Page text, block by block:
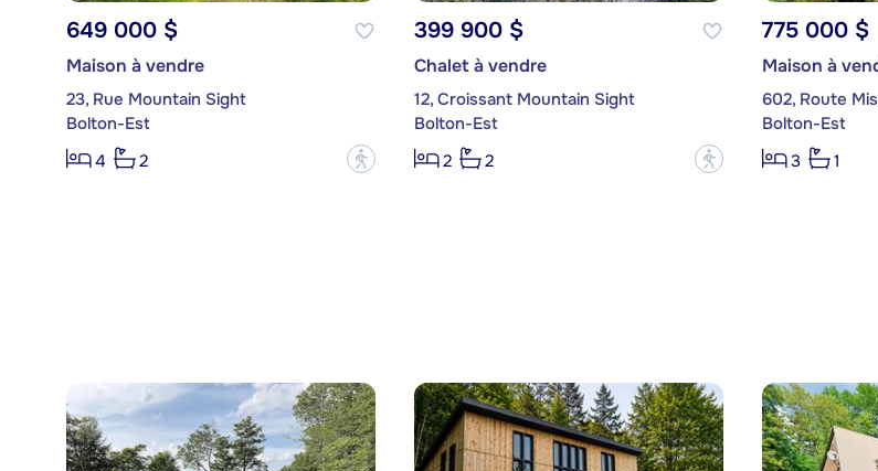
649 000 $
Maison à vendre
23, Rue Mountain Sight
Bolton-Est
4
2 ?
399 900 $
Chalet à vendre
12, Croissant Mountain Sight
Bolton-Est
2
2 ?
775 000 $
Maison à
602, Route
Bolton-Est
3
1